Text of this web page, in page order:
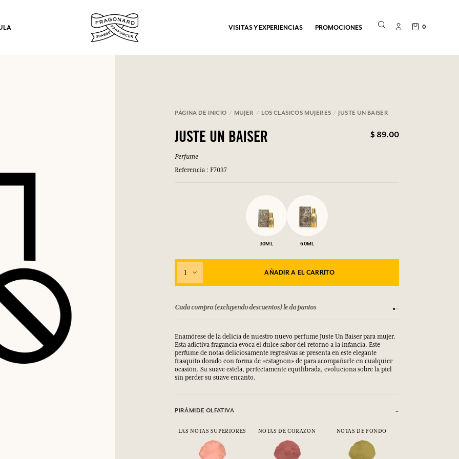
VISITAS Y EXPERIENCIAS PROMOCIONES 0
PÁGINA DE INICIO MUJER LOS CLASICOS MUJERES JUSTE UN BAISER
JUSTE UN BAISER $ 89.00
Perfume
Referencia : F7037
30ML 60ML
1 AÑADIR A EL CARRITO
Cada compra (excluyendo descuentos) le da puntos Consulta nuestros T&C
Enamórese de la delicia de nuestro nuevo perfume Juste Un Baiser para mujer.
Esta adictiva fragancia evoca el dulce sabor del retorno a la infancia. Este
perfume de notas deliciosamente regresivas se presenta en este elegante
frasquito dorado con forma de «estagnon» de para acompañarle en cualquier
ocasión. Su suave estela, perfectamente equilibrada, evoluciona sobre la piel
sin perder su suave encanto.
PIRÁMIDE OLFATIVA
LAS NOTAS SUPERIORES NOTAS DE CORAZON NOTAS DE FONDO